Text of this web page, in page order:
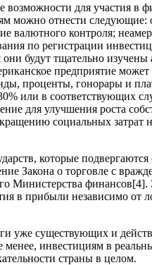
для участия в
можно отнести следующие:
валютного контроля;
по регистрации
будут тщательно
предприятие может
проценты, гонорары и
или в соответствующих
для улучшения роста
социальных затрат
которые
Закона о торговле с
Министерства финансов[4].
в прибыли независимо от
уже существующих и
инвестициям в
страны в целом.